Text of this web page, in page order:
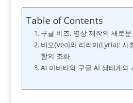
Table of Contents
구글 비즈, 영상 제작의 새로
비오(Veo)와 리리아(Lyria): 시
함의 조화
AI 아바타와 구글 AI 생태계의